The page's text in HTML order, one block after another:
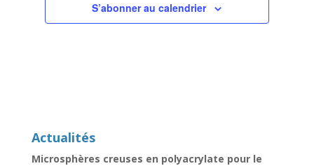
S’abonner au calendrier
Actualités
Microsphères creuses en polyacrylate pour le